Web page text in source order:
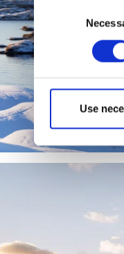
Consent
Selection
Use